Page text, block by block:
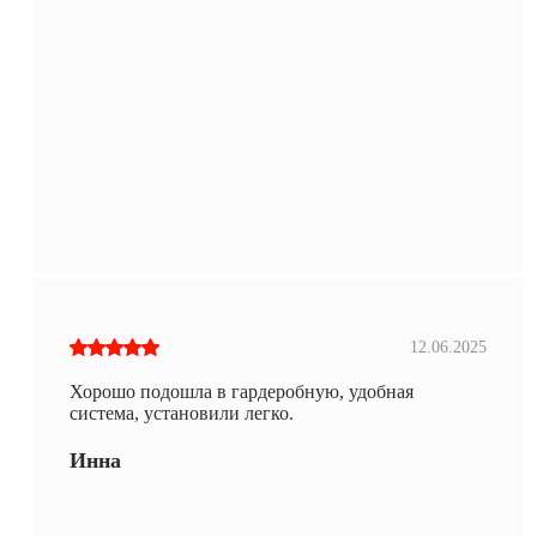
12.06.2025
Хорошо подошла в гардеробную, удобная
система, установили легко.
Инна